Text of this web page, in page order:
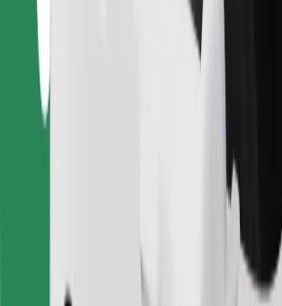
Пользовательское соглашение
Подача за считаные минуты!
Скачать приложение Bolt
Найдите своё любимое блюдо!
Скачать приложение Bolt